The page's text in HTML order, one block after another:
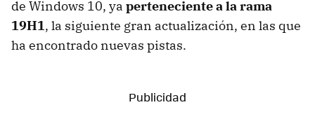
de Windows 10, ya perteneciente a la rama
19H1, la siguiente gran actualización, en las que
ha encontrado nuevas pistas.